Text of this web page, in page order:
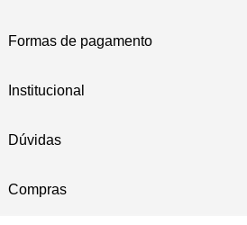
Formas de pagamento
Institucional
Dúvidas
Compras